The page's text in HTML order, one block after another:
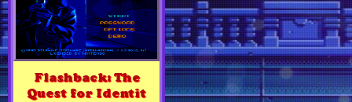
Flashback: The
Quest for Identit